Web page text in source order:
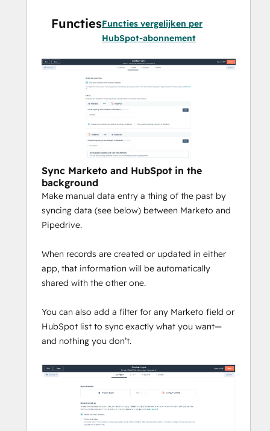
FunctiesFuncties vergelijken per
HubSpot-abonnement
Sync Marketo and HubSpot in the
background
Make manual data entry a thing of the past by
syncing data (see below) between Marketo and
Pipedrive.
When records are created or updated in either
app, that information will be automatically
shared with the other one.
You can also add a filter for any Marketo field or
HubSpot list to sync exactly what you want—
and nothing you don’t.